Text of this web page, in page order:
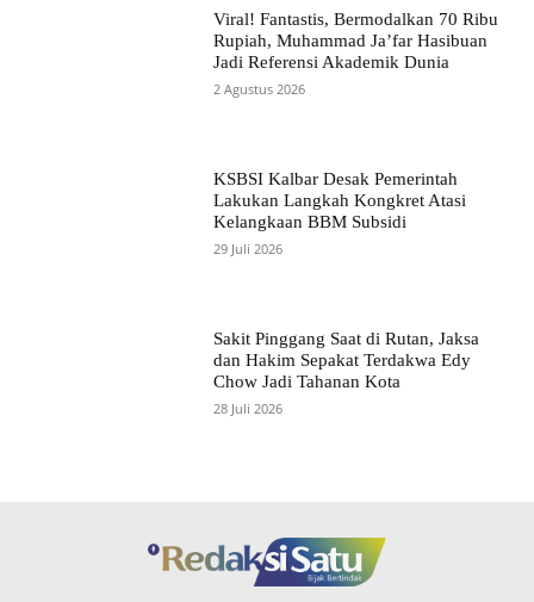
Viral! Fantastis, Bermodalkan 70 Ribu
Rupiah, Muhammad Ja’far Hasibuan
Jadi Referensi Akademik Dunia
2 Agustus 2026
KSBSI Kalbar Desak Pemerintah
Lakukan Langkah Kongkret Atasi
Kelangkaan BBM Subsidi
29 Juli 2026
Sakit Pinggang Saat di Rutan, Jaksa
dan Hakim Sepakat Terdakwa Edy
Chow Jadi Tahanan Kota
28 Juli 2026